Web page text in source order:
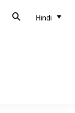
Hindi